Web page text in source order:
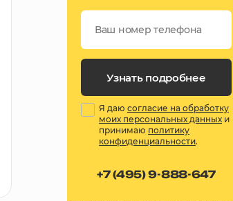
Узнать подробнее
Я даю согласие на обработку
моих персональных данных и
принимаю политику
конфиденциальности.
+7 (495) 9-888-647